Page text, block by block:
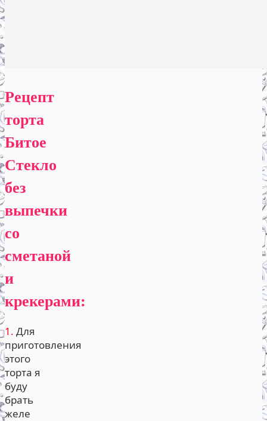
Рецепт
торта
Битое
Стекло
без
выпечки
со
сметаной
и
крекерами:
1. Для
приготовления
этого
торта я
буду
брать
желе